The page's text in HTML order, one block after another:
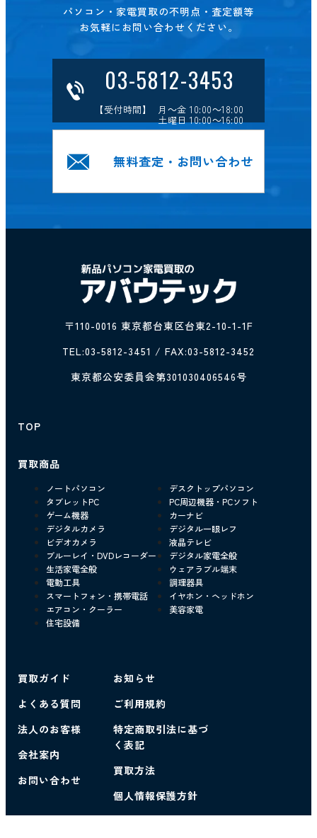
パソコン・家電買取の不明点・査定額等
お気軽にお問い合わせください。
03-5812-3453
【受付時間】 月～金 10:00～18:00
土曜日 10:00～16:00
無料査定・お問い合わせ
〒110-0016 東京都台東区台東2-10-1-1F
TEL:03-5812-3451 / FAX:03-5812-3452
東京都公安委員会第301030406546号
TOP
買取商品
ノートパソコン
デスクトップパソコン
タブレットPC
PC周辺機器・PCソフト
ゲーム機器
カーナビ
デジタルカメラ
デジタル一眼レフ
ビデオカメラ
液晶テレビ
ブルーレイ・DVDレコーダー
デジタル家電全般
生活家電全般
ウェアラブル端末
電動工具
調理器具
スマートフォン・携帯電話
イヤホン・ヘッドホン
エアコン・クーラー
美容家電
住宅設備
買取ガイド
よくある質問
法人のお客様
会社案内
お問い合わせ
お知らせ
ご利用規約
特定商取引法に基づ
く表記
買取方法
個人情報保護方針